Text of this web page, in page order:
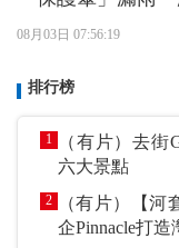
08月03日 07:56:19
排行榜
1
（有片）去
六大景點
2
（有片）【河套
企Pinnacle打造